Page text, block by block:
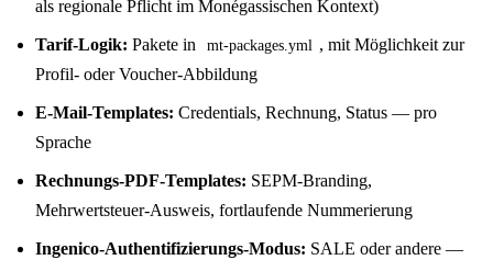
als regionale Pflicht im Monégassischen Kontext)
Tarif-Logik: Pakete in mt-packages.yml , mit Möglichkeit zur
Profil- oder Voucher-Abbildung
E-Mail-Templates: Credentials, Rechnung, Status — pro
Sprache
Rechnungs-PDF-Templates: SEPM-Branding,
Mehrwertsteuer-Ausweis, fortlaufende Nummerierung
Ingenico-Authentifizierungs-Modus: SALE oder andere —